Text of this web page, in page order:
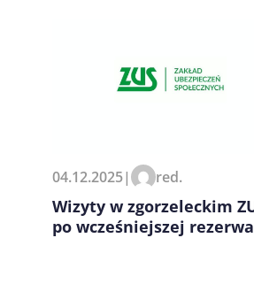
04.12.2025| red.
Wizyty w zgorzeleckim
po wcześniejszej